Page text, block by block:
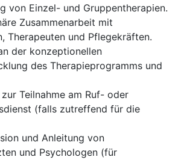
von Einzel- und Gruppentherapien.
Zusammenarbeit mit
Therapeuten und Pflegekräften.
der konzeptionellen
des Therapieprogramms und
Teilnahme am Ruf- oder
(falls zutreffend für die
und Anleitung von
und Psychologen (für